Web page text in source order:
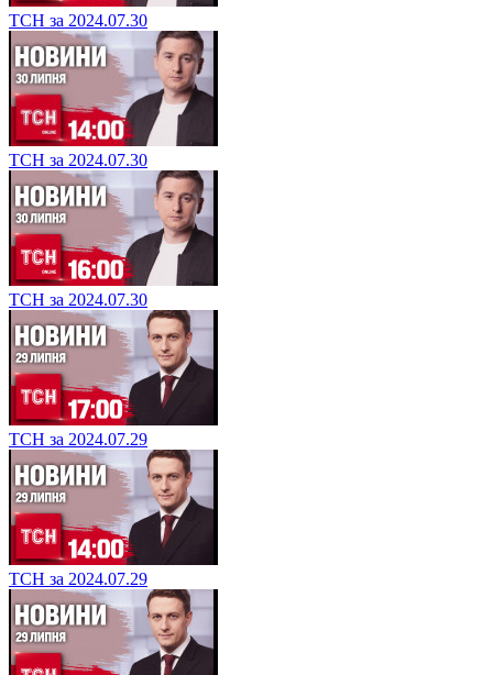
ТСН за 2024.07.30
ТСН за 2024.07.30
ТСН за 2024.07.30
ТСН за 2024.07.29
ТСН за 2024.07.29